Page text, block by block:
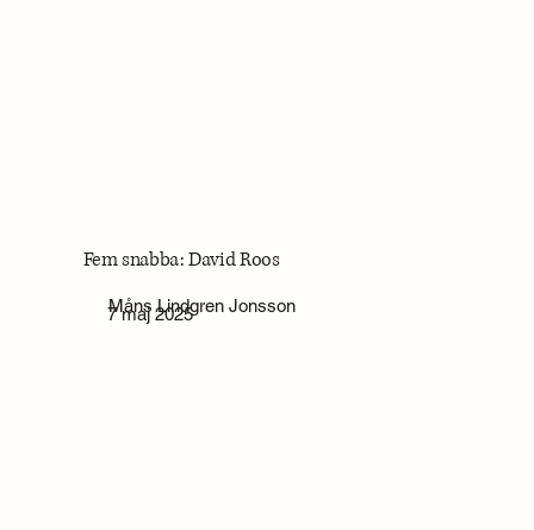
Fem snabba: David Roos
Måns Lindgren Jonsson
7 maj 2025